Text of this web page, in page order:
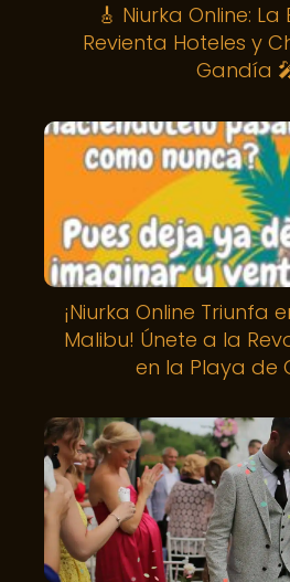
🎸 Niurka Online:
Revienta Hoteles y
Gandía
¡Niurka Online Triunfa
Malibu! Únete a la
en la Playa de